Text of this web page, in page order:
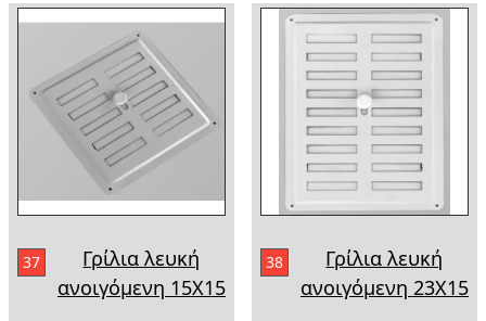
37
Γρίλια λευκή
ανοιγόμενη 15Χ15
38
Γρίλια λευκή
ανοιγόμενη 23Χ15